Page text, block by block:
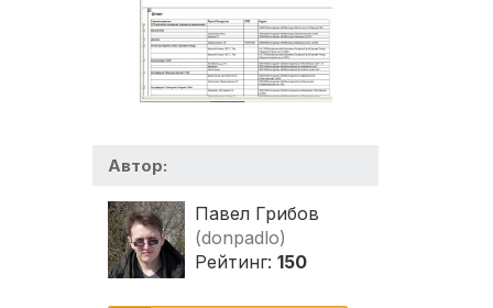
Автор:
Павел Грибов
(donpadlo)
Рейтинг: 150